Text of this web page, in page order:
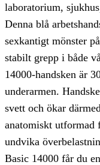
laboratorium,
Denna blå
sexkantigt mönster
stabilt grepp i både
14000-handsken är
underarmen.
svett och ökar
anatomiskt utformad
undvika
Basic 14000 får du